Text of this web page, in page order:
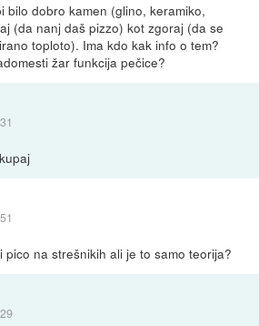
bilo dobro kamen (glino, keramiko,
(da nanj daš pizzo) kot zgoraj (da se
toploto). Ima kdo kak info o tem?
žar funkcija pečice?
na strešnikih ali je to samo teorija?